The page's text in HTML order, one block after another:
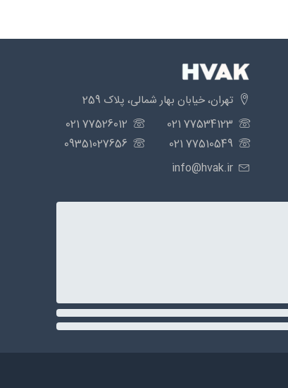
تهران، خیابان بهار شمالی، پلاک 259
77534123 021
77526012 021
77510549 021
09351027656
info@hvak.ir